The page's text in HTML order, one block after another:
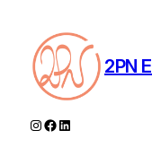
contenu
2PN
Instagram
Facebook
LinkedIn